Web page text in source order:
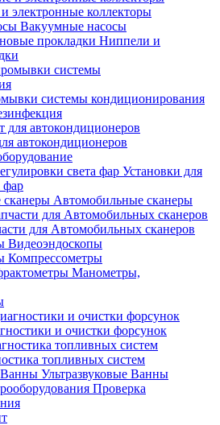
электронные коллекторы
Вакуумные насосы
Ниппели и
системы кондиционирования
автокондиционеров
Установки для
фар
Автомобильные сканеры
для Автомобильных сканеров
Видеоэндоскопы
Компрессометры
Манометры,
и очистки форсунок
топливных систем
Ультразвуковые Ванны
Проверка